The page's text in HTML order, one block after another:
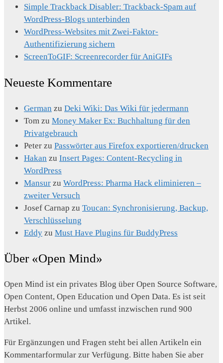
Simple Trackback Disabler: Trackback-Spam auf
WordPress-Blogs unterbinden
WordPress-Websites mit Zwei-Faktor-
Authentifizierung sichern
ScreenToGIF: Screenrecorder für AniGIFs
Neueste Kommentare
German zu Deki Wiki: Das Wiki für jedermann
Tom zu Money Maker Ex: Buchhaltung für den
Privatgebrauch
Peter zu Passwörter aus Firefox exportieren/drucken
Hakan zu Insert Pages: Content-Recycling in
WordPress
Mansur zu WordPress: Pharma Hack eliminieren –
zweiter Versuch
Josef Carnap zu Toucan: Synchronisierung, Backup,
Verschlüsselung
Eddy zu Must Have Plugins für BuddyPress
Über «Open Mind»
Open Mind ist ein privates Blog über Open Source Software,
Open Content, Open Education und Open Data. Es ist seit
Herbst 2006 online und umfasst inzwischen rund 900
Artikel.
Für Ergänzungen und Fragen steht bei allen Artikeln ein
Kommentarformular zur Verfügung. Bitte haben Sie aber